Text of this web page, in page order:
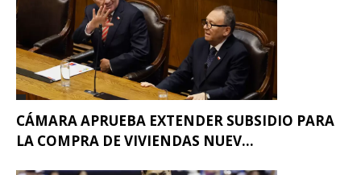
CÁMARA APRUEBA EXTENDER SUBSIDIO PARA
LA COMPRA DE VIVIENDAS NUEV...